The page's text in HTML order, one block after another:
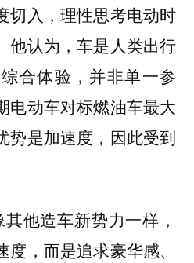
切入，理性思考电动时
他认为，车是人类出行
合体验，并非单一参
电动车对标燃油车最大
势是加速度，因此受到
他造车新势力一样，
，而是追求豪华感、